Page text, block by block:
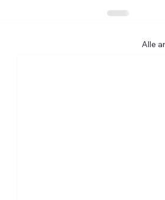
Alle